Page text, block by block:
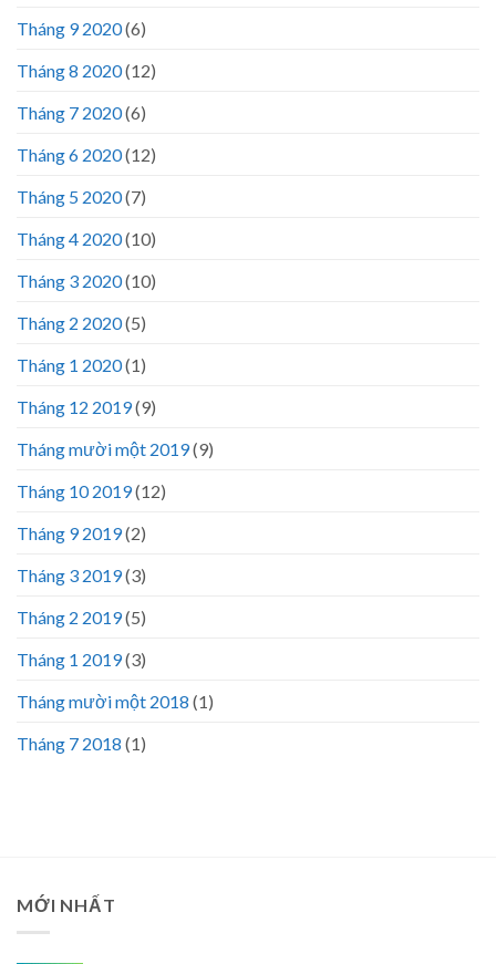
Tháng 9 2020(6)
Tháng 8 2020(12)
Tháng 7 2020(6)
Tháng 6 2020(12)
Tháng 5 2020(7)
Tháng 4 2020(10)
Tháng 3 2020(10)
Tháng 2 2020(5)
Tháng 1 2020(1)
Tháng 12 2019(9)
Tháng mười một 2019(9)
Tháng 10 2019(12)
Tháng 9 2019(2)
Tháng 3 2019(3)
Tháng 2 2019(5)
Tháng 1 2019(3)
Tháng mười một 2018 (1)
Tháng 7 2018 (1)
MỚI NHẤT